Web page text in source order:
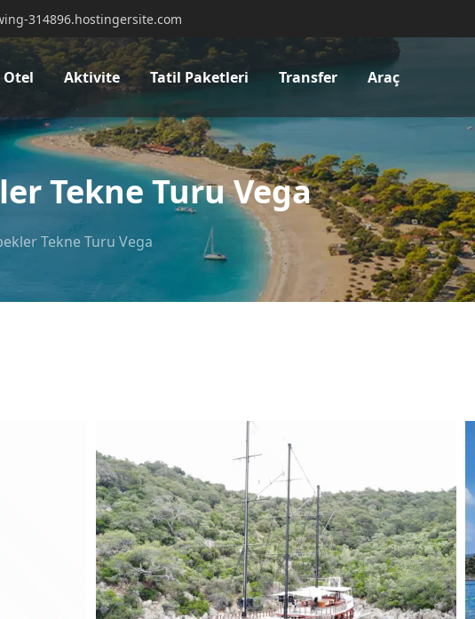
314896.hostingersite.com
Otel Aktivite Tatil Paketleri Transfer Araç
Tekne Turu Vega
Tekne Turu Vega